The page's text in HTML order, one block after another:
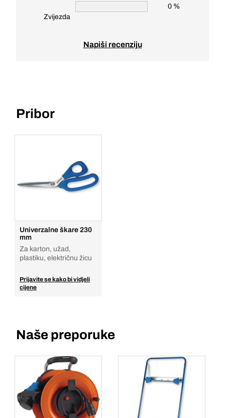
Zvijezda
0 %
Napiši recenziju
Pribor
Univerzalne škare 230
mm
Za karton, užad,
plastiku, električnu žicu
Prijavite se kako bi vidjeli
cijene
Naše preporuke